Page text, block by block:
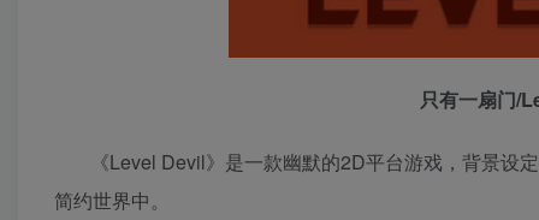
只有一扇门/
《Level Devil》是一款幽默的2D平台游戏，背景
简约世界中。